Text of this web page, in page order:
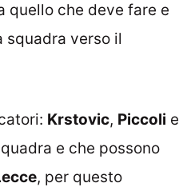
quello che deve fare e
squadra verso il
Krstovic, Piccoli e
e che possono
, per questo